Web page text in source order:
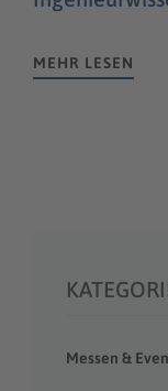
MEHR LESEN
Messen &